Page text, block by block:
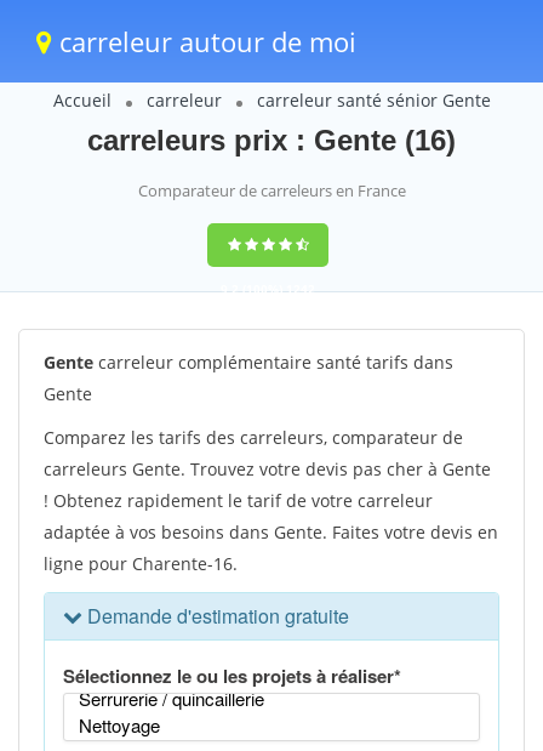
carreleur autour de moi
Accueil carreleur carreleur santé sénior Gente
carreleurs prix : Gente (16)
Comparateur de carreleurs en France
9,2(100%)1242
votes
Gente carreleur complémentaire santé tarifs dans
Gente
Comparez les tarifs des carreleurs, comparateur de
carreleurs Gente. Trouvez votre devis pas cher à Gente
! Obtenez rapidement le tarif de votre carreleur
adaptée à vos besoins dans Gente. Faites votre devis en
ligne pour Charente-16.